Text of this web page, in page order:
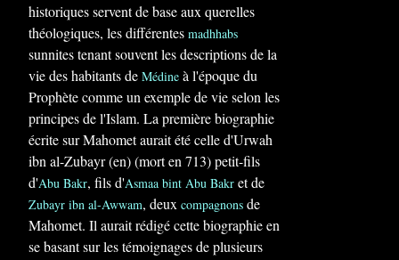
historiques servent de base aux querelles
théologiques, les différentes madhhabs
sunnites tenant souvent les descriptions de la
vie des habitants de Médine à l'époque du
Prophète comme un exemple de vie selon les
principes de l'Islam. La première biographie
écrite sur Mahomet aurait été celle d'Urwah
ibn al-Zubayr (en) (mort en 713) petit-fils
d'Abu Bakr, fils d'Asmaa bint Abu Bakr et de
Zubayr ibn al-Awwam, deux compagnons de
Mahomet. Il aurait rédigé cette biographie en
se basant sur les témoignages de plusieurs